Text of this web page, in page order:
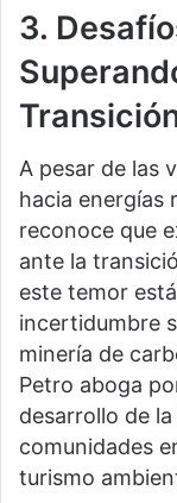
3.
A pesar de las
hacia energías
reconoce que
ante la
este temor
incertidumbre
minería de
Petro aboga
desarrollo de
comunidades
turismo